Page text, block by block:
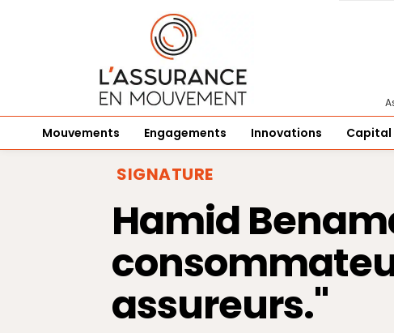
Mouvements Engagements Innovations Capital
SIGNATURE
Hamid
assureurs."